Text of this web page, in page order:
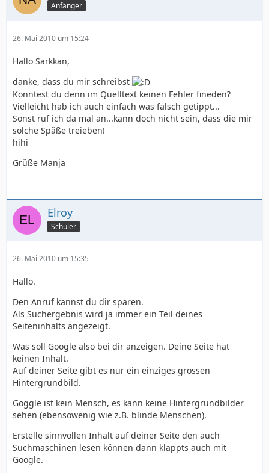
Anfänger
26. Mai 2010 um 15:24
Hallo Sarkkan,
danke, dass du mir schreibst
Konntest du denn im Quelltext keinen Fehler fineden?
Vielleicht hab ich auch einfach was falsch getippt...
Sonst ruf ich da mal an...kann doch nicht sein, dass die mir
solche Späße treieben!
hihi
Grüße Manja
Elroy
Schüler
26. Mai 2010 um 15:35
Hallo.
Den Anruf kannst du dir sparen.
Als Suchergebnis wird ja immer ein Teil deines
Seiteninhalts angezeigt.
Was soll Google also bei dir anzeigen. Deine Seite hat
keinen Inhalt.
Auf deiner Seite gibt es nur ein einziges grossen
Hintergrundbild.
Goggle ist kein Mensch, es kann keine Hintergrundbilder
sehen (ebensowenig wie z.B. blinde Menschen).
Erstelle sinnvollen Inhalt auf deiner Seite den auch
Suchmaschinen lesen können dann klappts auch mit
Google.